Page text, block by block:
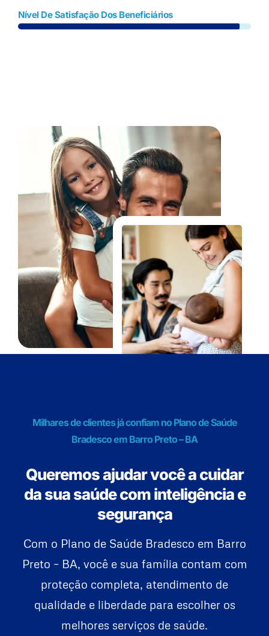
Nível De Satisfação Dos Beneficiários
Milhares de clientes já confiam no Plano de Saúde
Bradesco em Barro Preto – BA
Queremos ajudar você a cuidar
da sua saúde com inteligência e
segurança
Com o Plano de Saúde Bradesco em Barro
Preto – BA, você e sua família contam com
proteção completa, atendimento de
qualidade e liberdade para escolher os
melhores serviços de saúde.